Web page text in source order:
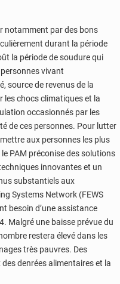
notamment par des bons
durant la période
la période de soudure qui
vivant
source de revenus de la
les chocs climatiques et la
occasionnés par les
de ces personnes. Pour lutter
aux personnes les plus
PAM préconise des solutions
innovantes et un
substantiels aux
Systems Network (FEWS
besoin d’une assistance
Malgré une baisse prévue du
restera élevé dans les
très pauvres. Des
denrées alimentaires et la